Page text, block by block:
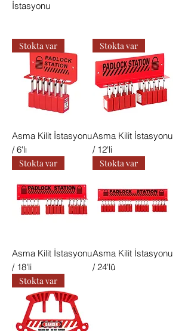
İstasyonu
Stokta var
Asma Kilit İstasyonu
/ 6'lı
Stokta var
Asma Kilit İstasyonu
/ 12'li
Stokta var
Asma Kilit İstasyonu
/ 18'li
Stokta var
Asma Kilit İstasyonu
/ 24'lü
Stokta var